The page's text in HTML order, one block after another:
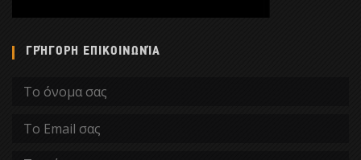
ΓΡΉΓΟΡΗ ΕΠΙΚΟΙΝΩΝΊΑ